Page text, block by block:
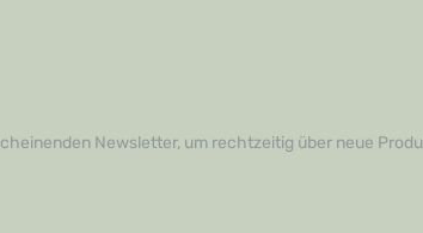
Newsletter, um rechtzeitig über neue